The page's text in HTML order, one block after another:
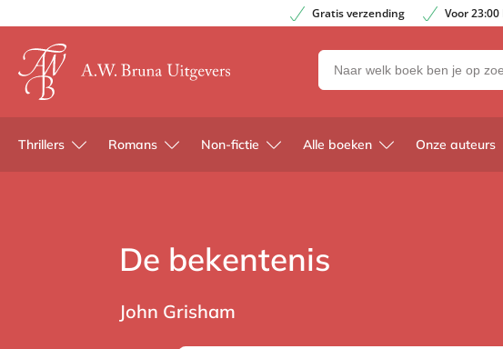
Gratis verzending Voor
Zoeken
naar
en
uitgevers
Thrillers Romans Non-fictie Alle boeken Onze auteurs
De bekentenis
John Grisham